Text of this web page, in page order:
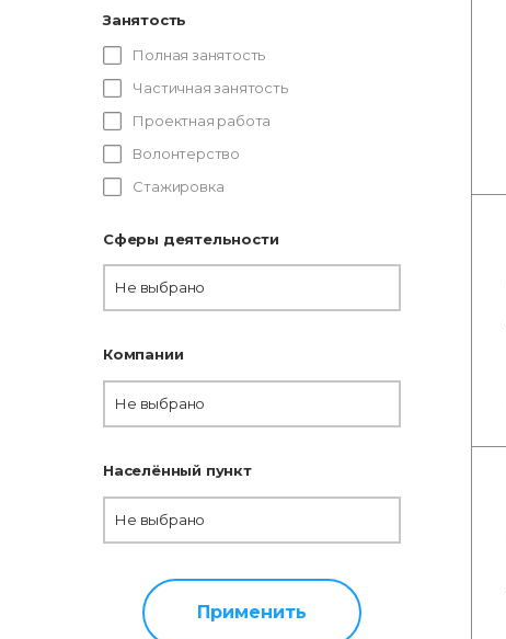
Занятость
Полная занятость
Частичная занятость
Проектная работа
Волонтерство
Стажировка
Сферы деятельности
Не выбрано
Компании
Не выбрано
Населённый пункт
Не выбрано
Применить